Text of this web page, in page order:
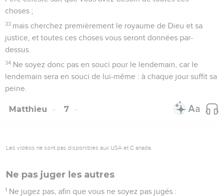
choses ;
33 mais cherchez premièrement le royaume de Dieu et sa
justice, et toutes ces choses vous seront données par-
dessus.
34 Ne soyez donc pas en souci pour le lendemain, car le
lendemain sera en souci de lui-même : à chaque jour suffit sa
peine.
Matthieu 7
Les vidéos ne sont pas disponibles aux USA et C anada.
Ne pas juger les autres
1 Ne jugez pas, afin que vous ne soyez pas jugés :